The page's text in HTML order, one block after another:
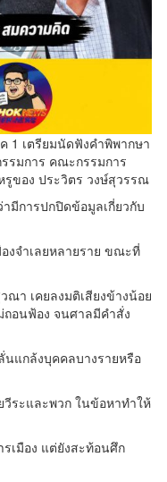
1 เตรียมนัดฟังคำพิพากษา
รมการ คณะกรรมการ
ของ ประวิตร วงษ์สุวรรณ
มีการปกปิดข้อมูลเกี่ยวกับ
งจำเลยหลายราย ขณะที่
า เคยลงมติเสียงข้างน้อย
อนฟ้อง จนศาลมีคำสั่ง
นแกล้งบุคคลบางรายหรือ
วีระและพวก ในข้อหาทำให้
รเมือง แต่ยังสะท้อนศึก